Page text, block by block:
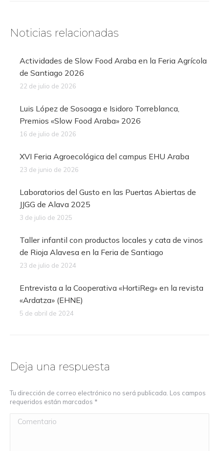
Noticias relacionadas
Actividades de Slow Food Araba en la Feria Agrícola
de Santiago 2026
22 de julio de 2026
Luis López de Sosoaga e Isidoro Torreblanca,
Premios «Slow Food Araba» 2026
16 de julio de 2026
XVI Feria Agroecológica del campus EHU Araba
23 de junio de 2026
Laboratorios del Gusto en las Puertas Abiertas de
JJGG de Alava 2025
3 de julio de 2025
Taller infantil con productos locales y cata de vinos
de Rioja Alavesa en la Feria de Santiago
23 de julio de 2024
Entrevista a la Cooperativa «HortiReg» en la revista
«Ardatza» (EHNE)
5 de abril de 2024
Deja una respuesta
Tu dirección de correo electrónico no será publicada. Los campos
requeridos están marcados *
Comentario